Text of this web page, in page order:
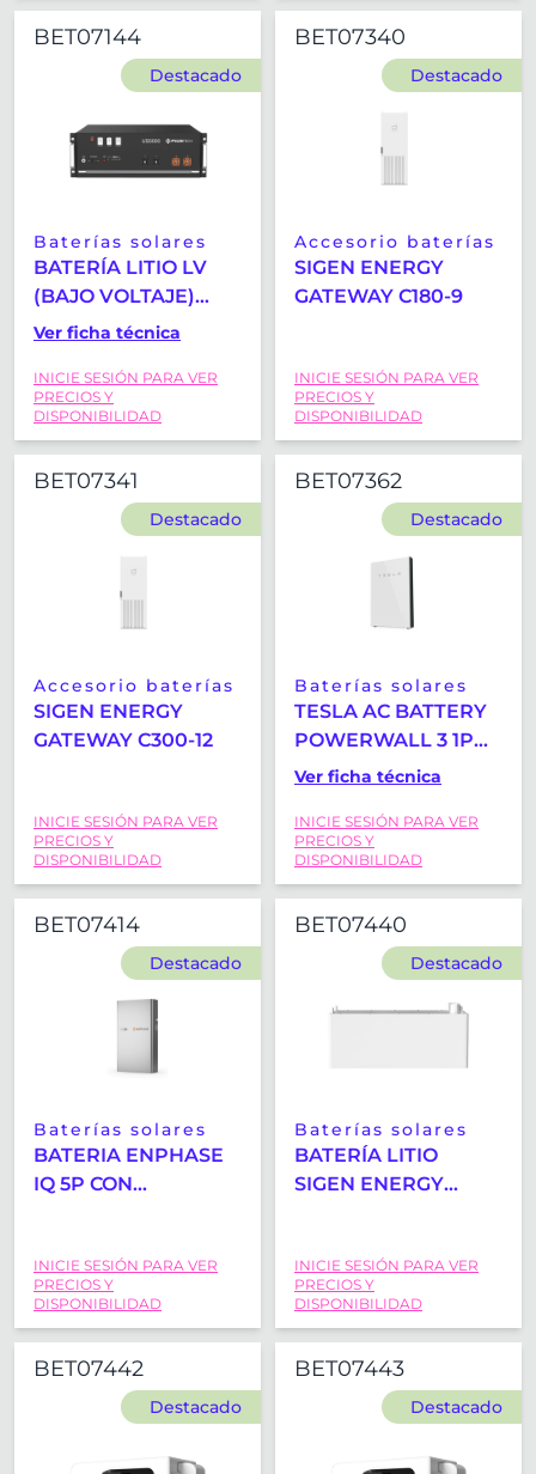
BET07144
Destacado
Baterías solares
BATERÍA LITIO LV
(BAJO VOLTAJE)
PYLONTECH
4.8KWH
Ver ficha técnica
INICIE SESIÓN PARA VER
PRECIOS Y
DISPONIBILIDAD
BET07340
Destacado
Accesorio baterías
SIGEN ENERGY
GATEWAY C180-9
INICIE SESIÓN PARA VER
PRECIOS Y
DISPONIBILIDAD
BET07341
Destacado
Accesorio baterías
SIGEN ENERGY
GATEWAY C300-12
INICIE SESIÓN PARA VER
PRECIOS Y
DISPONIBILIDAD
BET07362
Destacado
Baterías solares
TESLA AC BATTERY
POWERWALL 3 1P
13.5 KWH
Ver ficha técnica
INICIE SESIÓN PARA VER
PRECIOS Y
DISPONIBILIDAD
BET07414
Destacado
Baterías solares
BATERIA ENPHASE
IQ 5P CON
PHASE Y 3-PHASE C/
CUBIERTA Y
SOPORTE A PARED
INICIE SESIÓN PARA VER
PRECIOS Y
DISPONIBILIDAD
BET07440
Destacado
Baterías solares
BATERÍA LITIO
SIGEN ENERGY
12.0KWH
INICIE SESIÓN PARA VER
PRECIOS Y
DISPONIBILIDAD
BET07442
Destacado
BET07443
Destacado